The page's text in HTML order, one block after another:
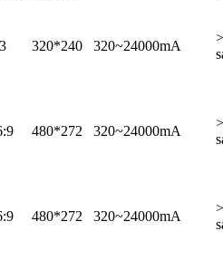
320*240 320~24000mA
480*272 320~24000mA
480*272 320~24000mA